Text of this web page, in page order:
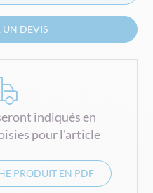
DEVIS
indiqués en
pour l'article
PRODUIT EN PDF